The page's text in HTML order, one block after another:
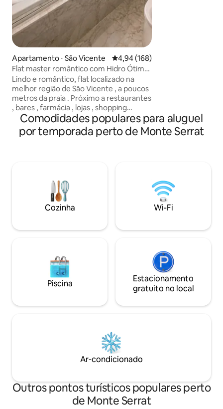
Apartamento ⋅ São Vicente 4,94 de uma avaliação média de
4,94 (168)
Flat master romântico com Hidro Ótima
Localização
Lindo e romântico, flat localizado na
melhor região de São Vicente , a poucos
metros da praia . Próximo a restaurantes
, bares , farmácia , lojas , shopping
Brisamar a 2 min a pé . Região fácil
acesso à Santos , teleférico Coca Cola ,
descida de Paraglider . Flat dispõe de Ar
jogos exclusivo para hóspedes Checkin
Fácil Resposta Rápida
Comodidades populares para aluguel
por temporada perto de Monte Serrat
Cozinha Wi-Fi
Piscina
Estacionamento
gratuito no local
Ar-condicionado
Outros pontos turísticos populares perto
de Monte Serrat